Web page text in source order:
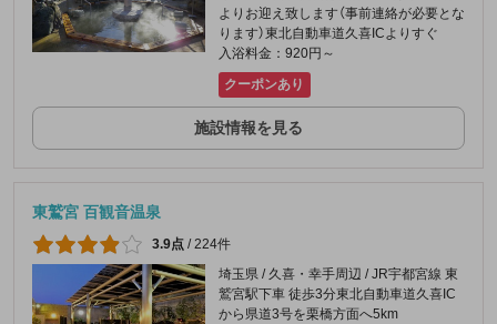
よりお迎え致します（事前連絡が必要とな
ります）東北自動車道久喜ICよりすぐ
入浴料金：920円～
クーポンあり
施設情報を見る
東鷲宮 百観音温泉
3.9点 / 224件
埼玉県 / 久喜・幸手周辺 / JR宇都宮線 東
鷲宮駅下車 徒歩3分東北自動車道久喜IC
から県道3号を栗橋方面へ5km